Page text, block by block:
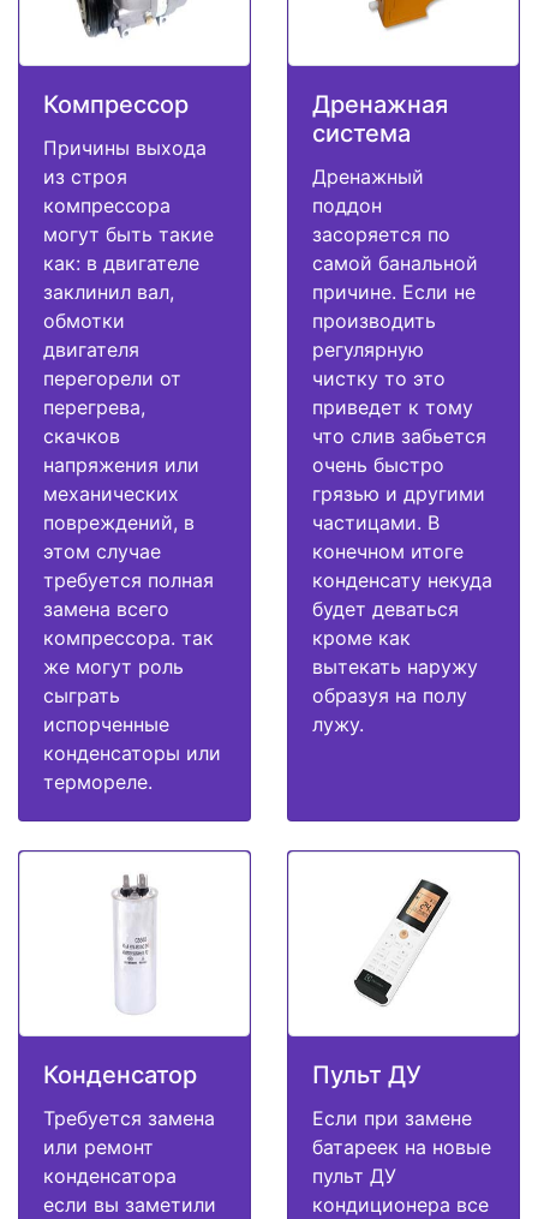
Компрессор
Причины выхода
из строя
компрессора
могут быть такие
как: в двигателе
заклинил вал,
обмотки
двигателя
перегорели от
перегрева,
скачков
напряжения или
механических
повреждений, в
этом случае
требуется полная
замена всего
компрессора. так
же могут роль
сыграть
испорченные
конденсаторы или
термореле.
Дренажная
система
Дренажный
поддон
засоряется по
самой банальной
причине. Если не
производить
регулярную
чистку то это
приведет к тому
что слив забьется
очень быстро
грязью и другими
частицами. В
конечном итоге
конденсату некуда
будет деваться
кроме как
вытекать наружу
образуя на полу
лужу.
Конденсатор
Требуется замена
или ремонт
конденсатора
если вы заметили
Пульт ДУ
Если при замене
батареек на новые
пульт ДУ
кондиционера все